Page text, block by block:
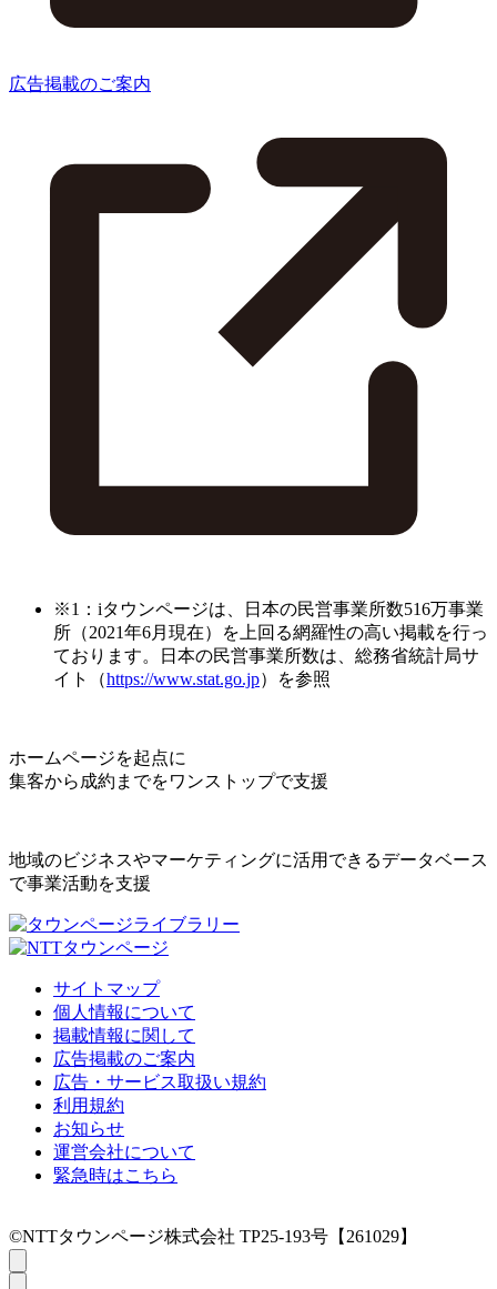
広告掲載のご案内
※1：iタウンページは、日本の民営事業所数516万事業
所（2021年6月現在）を上回る網羅性の高い掲載を行っ
ております。日本の民営事業所数は、総務省統計局サ
イト（https://www.stat.go.jp）を参照
ホームページを起点に
集客から成約までをワンストップで支援
地域のビジネスやマーケティングに活用できるデータベース
で事業活動を支援
サイトマップ
個人情報について
掲載情報に関して
広告掲載のご案内
広告・サービス取扱い規約
利用規約
お知らせ
運営会社について
緊急時はこちら
©NTTタウンページ株式会社 TP25-193号【261029】